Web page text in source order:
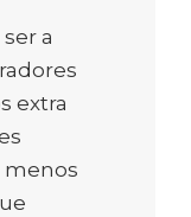
a
extra
menos